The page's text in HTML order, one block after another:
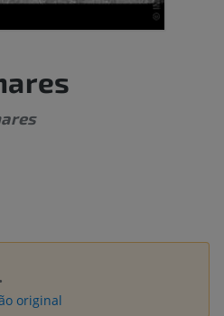
original